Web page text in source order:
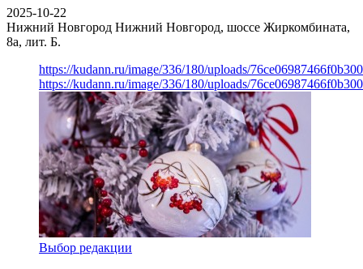
2025-10-22
Нижний Новгород Нижний Новгород, шоссе Жиркомбината,
8а, лит. Б.
https://kudann.ru/image/336/180/uploads/
https://kudann.ru/image/336/180/uploads/
Выбор редакции